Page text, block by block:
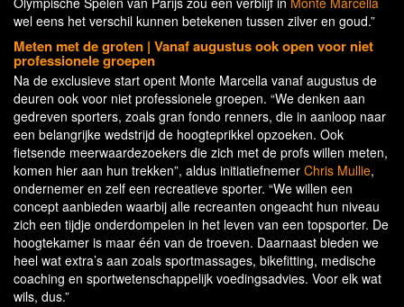
wel eens het verschil kunnen betekenen tussen zilver en goud.”
Meten met de groten | Vanaf augustus ook open voor niet
professionele groepen
Na de exclusieve start opent Monte Marcella vanaf augustus de
deuren ook voor niet professionele groepen. “We denken aan
gedreven sporters, zoals gran fondo renners, die in aanloop naar
een belangrijke wedstrijd de hoogteprikkel opzoeken. Ook
fietsende meerwaardezoekers die zich met de profs willen meten,
komen hier aan hun trekken”, aldus initiatiefnemer Chris Mullie,
ondernemer en zelf een recreatieve sporter. “We willen een
concept aanbieden waarbij alle recreanten ongeacht hun niveau
zich een tijdje onderdompelen in het leven van een topsporter. De
hoogtekamer is maar één van de troeven. Daarnaast bieden we
heel wat extra’s aan zoals sportmassages, bikefitting, medische
coaching en sportwetenschappelijk voedingsadvies. Voor elk wat
wils, dus.”